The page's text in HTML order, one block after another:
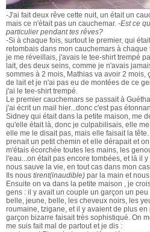
-J'ai fait deux rêve cette nuit, un était un
mais ce n'était pas un cauchemar. -Est ce
particulier pendant tes rêves?
-Si à chaque fois, surtout le premier, qui
retombais dans mon cauchemars à
je me réveillais, j'avais le tee-shirt trempé
lait, des deux seins, comme je n'avais
sommes à 2 mois, Mathias va avoir 2 mois,
de lait et je n'ai pas eu de montées de ce
j'ai le tee-shirt trempé.
Le premier cauchemars se passait à
j'ai écrit un mail hier...donc c'est pas
Sidney qui était dans la petite maison, me
qu'elle était là, donc je culpabilisais, elle
elle me le disait pas, mais elle faisait la
prenait un petit chemin et elle dérapait et
m'étais écorchée toutes les mains, les
l'eau...on était pas encore tombées, et là il
nous sauve la vie, en tout cas dans mon
Ils nous tirent(inaudible) par la main et
Ensuite on va dans la petite maison , je
gens : il y avait un couple un garçon un
belle, jeune, belle, les cheveux noirs, les
roumaine, tzigane, et il y avaient de plus
garçon bizarre faisait très sophistiqué. On
me suis fait mal de partout et je dis :